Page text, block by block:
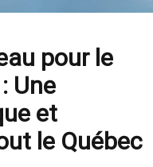
pour le
Une
et
le Québec